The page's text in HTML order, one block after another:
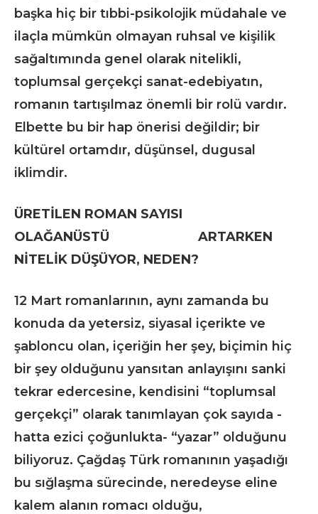
başka hiç bir tıbbi-psikolojik müdahale ve
ilaçla mümkün olmayan ruhsal ve kişilik
sağaltımında genel olarak nitelikli,
toplumsal gerçekçi sanat-edebiyatın,
romanın tartışılmaz önemli bir rolü vardır.
Elbette bu bir hap önerisi değildir; bir
kültürel ortamdır, düşünsel, dugusal
iklimdir.
ÜRETİLEN ROMAN SAYISI
OLAĞANÜSTÜ ARTARKEN
NİTELİK DÜŞÜYOR, NEDEN?
12 Mart romanlarının, aynı zamanda bu
konuda da yetersiz, siyasal içerikte ve
şabloncu olan, içeriğin her şey, biçimin hiç
bir şey olduğunu yansıtan anlayışını sanki
tekrar edercesine, kendisini “toplumsal
gerçekçi” olarak tanımlayan çok sayıda -
hatta ezici çoğunlukta- “yazar” olduğunu
biliyoruz. Çağdaş Türk romanının yaşadığı
bu sığlaşma sürecinde, neredeyse eline
kalem alanın romacı olduğu,